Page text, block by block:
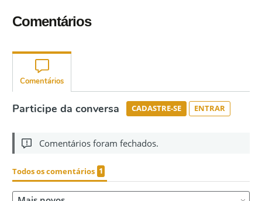
Comentários